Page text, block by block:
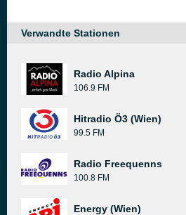
Verwandte Stationen
Radio Alpina
106.9 FM
Hitradio Ö3 (Wien)
99.5 FM
Radio Freequenns
100.8 FM
Energy (Wien)